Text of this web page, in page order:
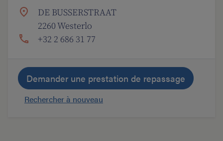
DE BUSSERSTRAAT
2260 Westerlo
+32 2 686 31 77
Demander une prestation de repassage
Rechercher à nouveau